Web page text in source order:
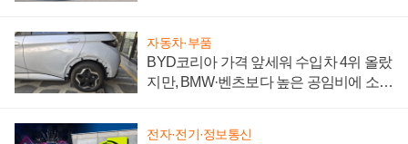
자동차·부품
BYD코리아 가격 앞세워 수입차 4위 올랐
지만, BMW·벤츠보다 높은 공임비에 소비
전자·전기·정보통신